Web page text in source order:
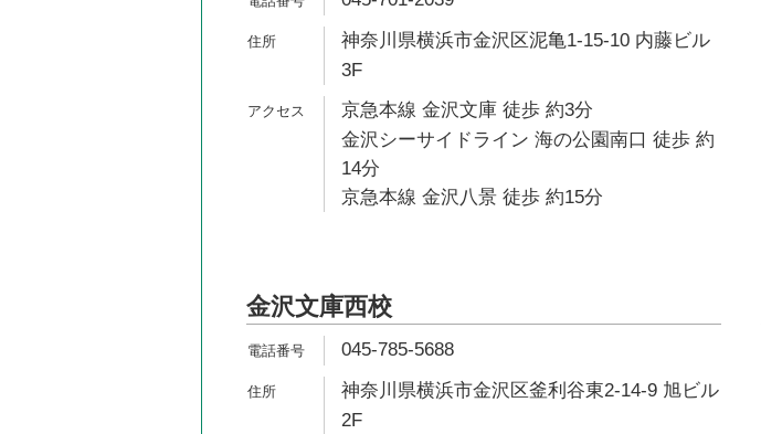
神奈川県横浜市金沢区泥亀1-15-10 内藤ビル
3F
京急本線 金沢文庫 徒歩 約3分
金沢シーサイドライン 海の公園南口 徒歩 約
14分
京急本線 金沢八景 徒歩 約15分
金沢文庫西校
045-785-5688
神奈川県横浜市金沢区釜利谷東2-14-9 旭ビル
2F